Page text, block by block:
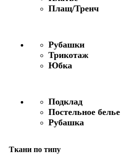
Плащ/Тренч
Рубашки
Трикотаж
Юбка
Подклад
Постельное белье
Рубашка
Ткани по типу